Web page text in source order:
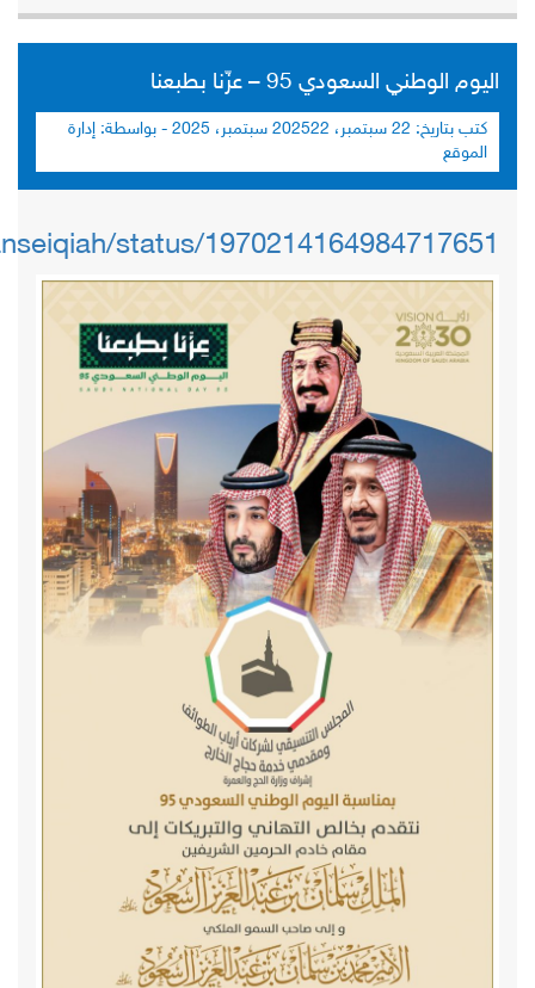
WhatsApp
اليوم الوطني السعودي 95 – عزّنا بطبعنا
كتب بتاريخ: 22 سبتمبر، 2025 22 سبتمبر، 2025 - بواسطة: إدارة
الموقع
status/1970214164984717651